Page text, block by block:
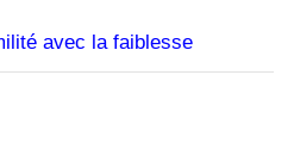
avec la faiblesse